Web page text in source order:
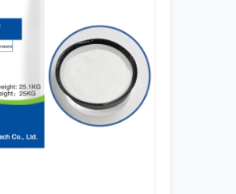
Проблема была
улавливал в
итоге, на структуру.
стадий,
Думаю, именно
ионные аккумуляторы